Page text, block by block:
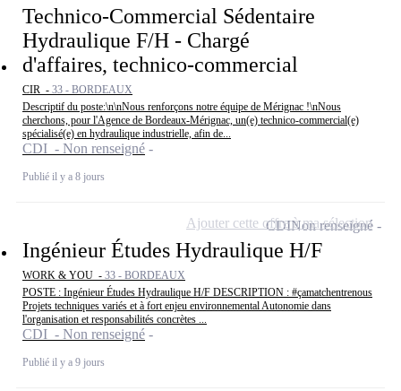
Technico-Commercial Sédentaire
Hydraulique F/H - Chargé
d'affaires, technico-commercial
CIR - 33 - BORDEAUX
Descriptif du poste:\n\nNous renforçons notre équipe de Mérignac !\nNous
cherchons, pour l'Agence de Bordeaux-Mérignac, un(e) technico-commercial(e)
spécialisé(e) en hydraulique industrielle, afin de...
CDI - Non renseigné
Publié il y a 8 jours
Ingénieur Études Hydraulique H/F
WORK & YOU - 33 - BORDEAUX
POSTE : Ingénieur Études Hydraulique H/F DESCRIPTION : #çamatchentrenous
Projets techniques variés et à fort enjeu environnemental Autonomie dans
l'organisation et responsabilités concrètes ...
CDI - Non renseigné
Publié il y a 9 jours
CDINon renseigné
Ajouter cette offre à ma sélection